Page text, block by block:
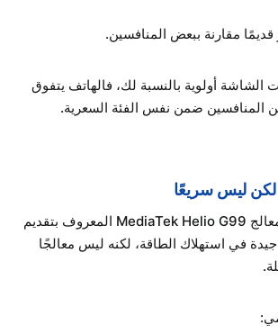
مقارنة ببعض المنافسين.
الشاشة أولوية بالنسبة لك، فالهاتف يتفوق
المنافسين ضمن نفس الفئة السعرية.
لكن ليس سريعًا
يعتمد الهاتف على معالج MediaTek Helio G99 المعروف بتقديم
في استهلاك الطاقة، لكنه ليس معالجًا